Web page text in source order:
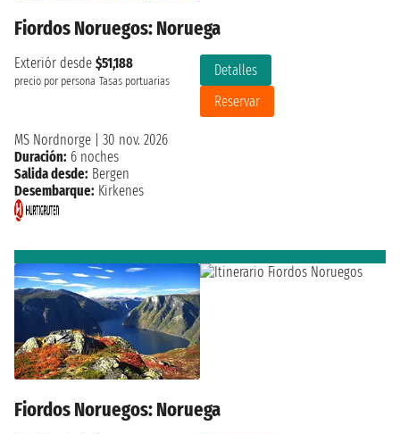
Fiordos Noruegos: Noruega
Exteriór desde $51,188
precio por persona Tasas portuarias
Detalles
Reservar
MS Nordnorge
30 nov. 2026
Duración: 6 noches
Salida desde: Bergen
Desembarque: Kirkenes
Fiordos Noruegos: Noruega